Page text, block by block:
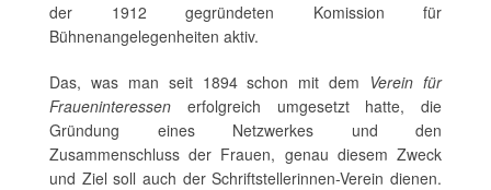
der 1912 gegründeten Komission für
Bühnenangelegenheiten aktiv.
Das, was man seit 1894 schon mit dem Verein für
Fraueninteressen erfolgreich umgesetzt hatte, die
Gründung eines Netzwerkes und den
Zusammenschluss der Frauen, genau diesem Zweck
und Ziel soll auch der Schriftstellerinnen-Verein dienen.